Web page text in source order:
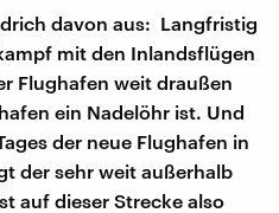
davon aus: Langfristig
mit den Inlandsflügen
Flughafen weit draußen
ein Nadelöhr ist. Und
der neue Flughafen in
der sehr weit außerhalb
auf dieser Strecke also